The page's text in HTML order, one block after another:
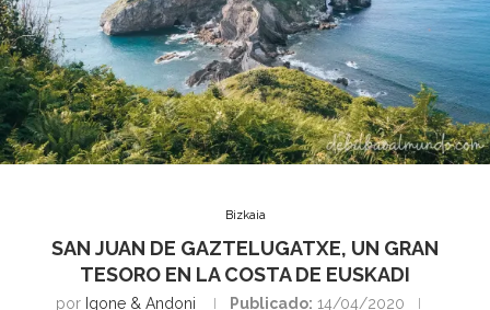
Bizkaia
SAN JUAN DE GAZTELUGATXE, UN GRAN
TESORO EN LA COSTA DE EUSKADI
por Igone & Andoni Publicado: 14/04/2020